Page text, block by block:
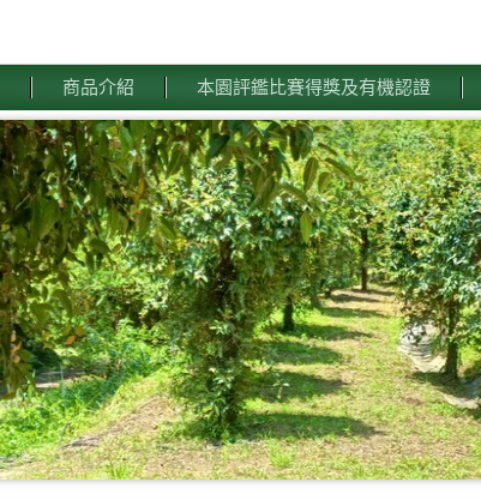
商品介紹 本園評鑑比賽得獎及有機認證